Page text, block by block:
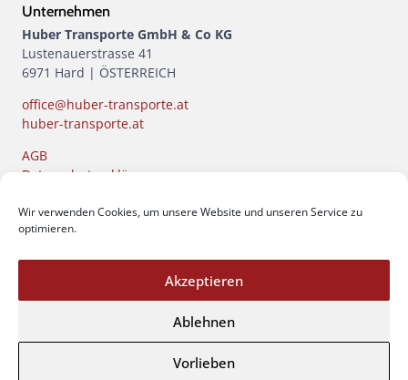
Wir verwenden Cookies, um unsere Website und unseren Service zu
optimieren.
Akzeptieren
Ablehnen
Vorlieben
Unternehmen
Huber Transporte GmbH & Co KG
Lustenauerstrasse 41
6971 Hard | ÖSTERREICH
office@huber-transporte.at
huber-transporte.at
AGB
Datenschutzerklärung
Öffnungszeiten
MO-FR: 07:30 - 12:00 | 13:00 - 17:00
Waschcenter
MO-DO: 07:30 - 12:00 | 13:00 - 17:00
FR: 07:30 - 17:00